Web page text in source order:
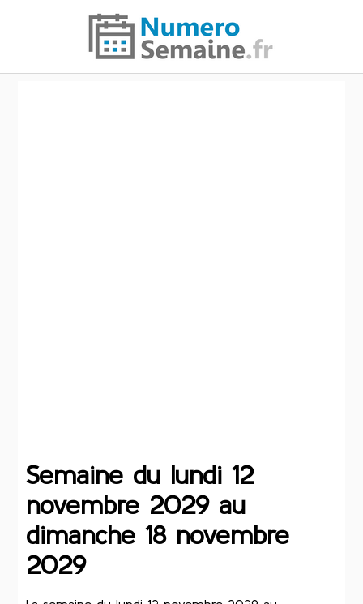
Semaine du lundi 12
novembre 2029 au
dimanche 18 novembre
2029